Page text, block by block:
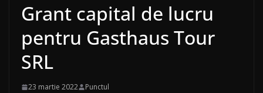
Grant capital de lucru
pentru Gasthaus Tour
SRL
23 martie 2022 Punctul